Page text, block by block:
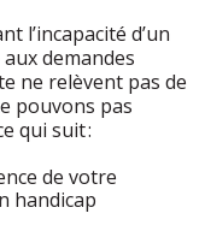
l’incapacité d’un
demandes
ne relèvent pas de
pouvons pas
qui suit :
de votre
handicap